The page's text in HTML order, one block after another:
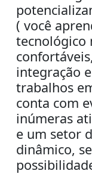
( você
tecnológico
integração
trabalhos
conta com
inúmeras
e um setor
dinâmico,